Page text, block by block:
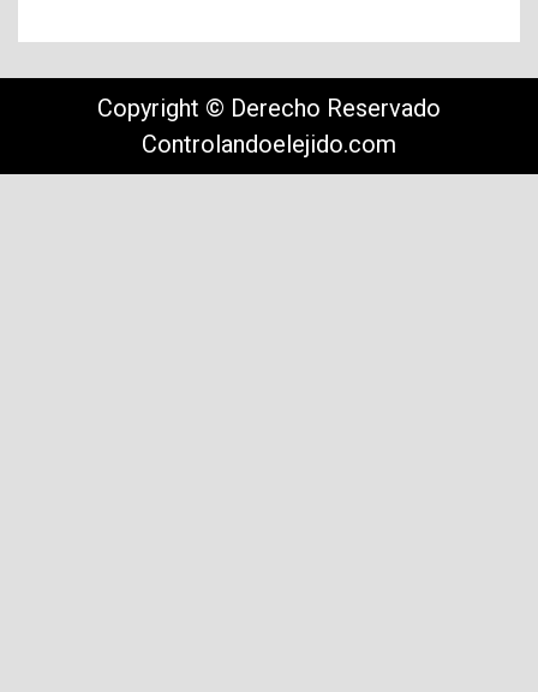
Copyright © Derecho Reservado
Controlandoelejido.com